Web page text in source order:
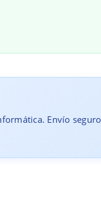
Envío